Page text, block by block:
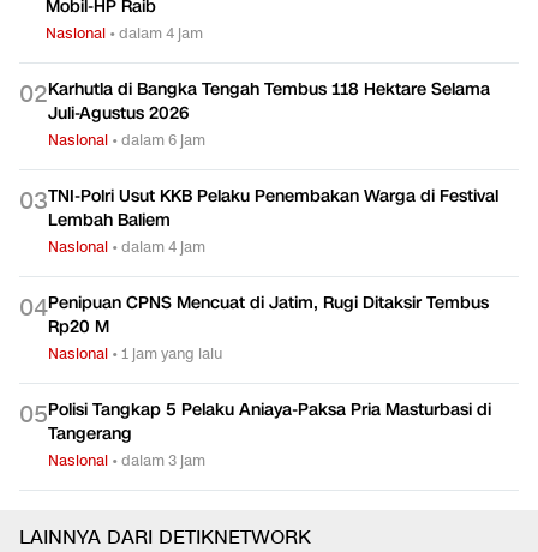
Mobil-HP Raib
Nasional •dalam 4 jam
02Karhutla di Bangka Tengah Tembus 118 Hektare Selama
Juli-Agustus 2026
Nasional •dalam 6 jam
03TNI-Polri Usut KKB Pelaku Penembakan Warga di Festival
Lembah Baliem
Nasional •dalam 4 jam
04Penipuan CPNS Mencuat di Jatim, Rugi Ditaksir Tembus
Rp20 M
Nasional •1 jam yang lalu
05Polisi Tangkap 5 Pelaku Aniaya-Paksa Pria Masturbasi di
Tangerang
Nasional •dalam 3 jam
LAINNYA DARI DETIKNETWORK